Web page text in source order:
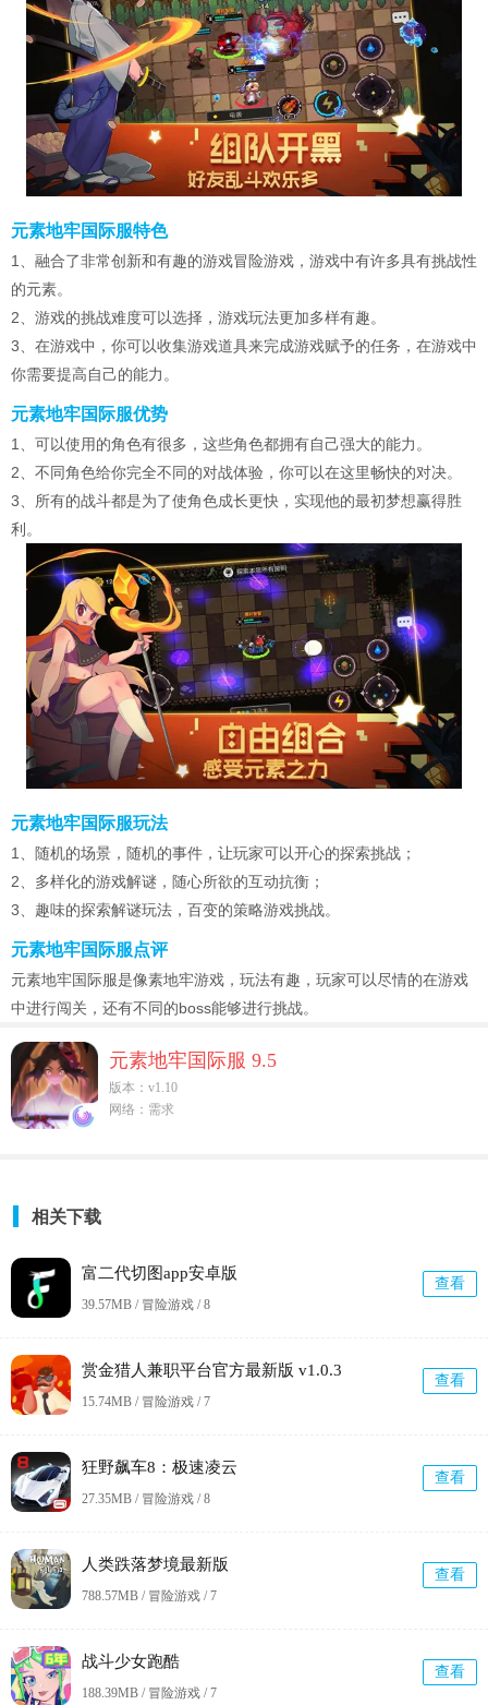
元素地牢国际服特色
1、融合了非常创新和有趣的游戏冒险游戏，游戏中有许多具有挑战性
的元素。
2、游戏的挑战难度可以选择，游戏玩法更加多样有趣。
3、在游戏中，你可以收集游戏道具来完成游戏赋予的任务，在游戏中
你需要提高自己的能力。
元素地牢国际服优势
1、可以使用的角色有很多，这些角色都拥有自己强大的能力。
2、不同角色给你完全不同的对战体验，你可以在这里畅快的对决。
3、所有的战斗都是为了使角色成长更快，实现他的最初梦想赢得胜
利。
元素地牢国际服玩法
1、随机的场景，随机的事件，让玩家可以开心的探索挑战；
2、多样化的游戏解谜，随心所欲的互动抗衡；
3、趣味的探索解谜玩法，百变的策略游戏挑战。
元素地牢国际服点评
元素地牢国际服是像素地牢游戏，玩法有趣，玩家可以尽情的在游戏
中进行闯关，还有不同的boss能够进行挑战。
元素地牢国际服 9.5
版本：v1.10
网络：需求
相关下载
富二代切图app安卓版
39.57MB / 冒险游戏 /8
查看
赏金猎人兼职平台官方最新版 v1.0.3
15.74MB / 冒险游戏 /7
查看
狂野飙车8：极速凌云
27.35MB / 冒险游戏 /8
查看
人类跌落梦境最新版
788.57MB / 冒险游戏 /7
查看
战斗少女跑酷
188.39MB / 冒险游戏 /7
查看